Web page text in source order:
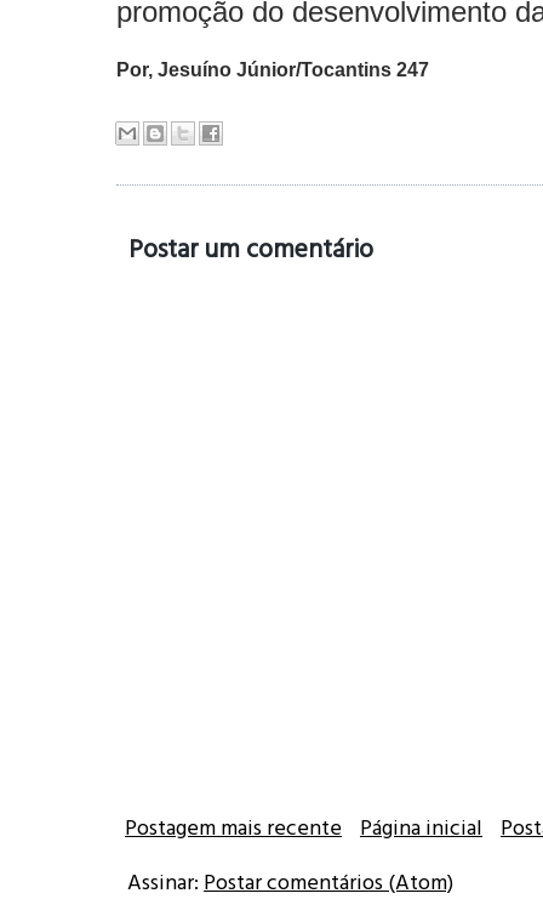
promoção do desenvolvimento
Por, Jesuíno Júnior/Tocantins 247
Postar um comentário
Postagem mais recente Página inicial
Assinar: Postar comentários (Atom)